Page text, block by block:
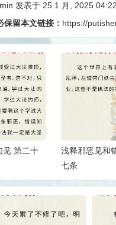
发表于 25 1 月, 2025
保留本文链接： https://
见 第二十
浅释邪恶见和
七条